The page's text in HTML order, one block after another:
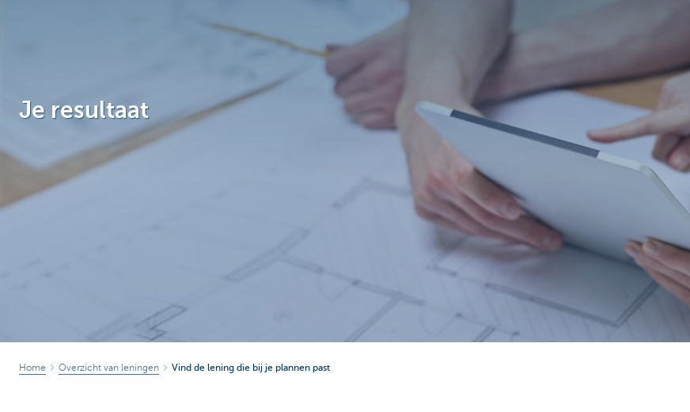
Brussels
Je resultaat
Home Overzicht van leningen Vind de lening die bij je plannen past